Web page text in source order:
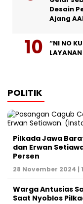
Desain
Ajang
“NI NO
POLITIK
Pilkada Jawa
dan Erwan
Persen
28 November 2024 |
Warga Antusias
Saat Nyoblos